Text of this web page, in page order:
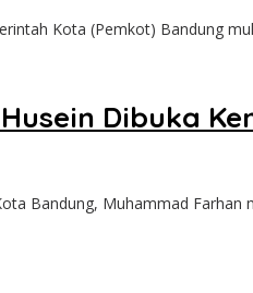
Kota (Pemkot) Bandung
Dibuka
Bandung, Muhammad Farhan